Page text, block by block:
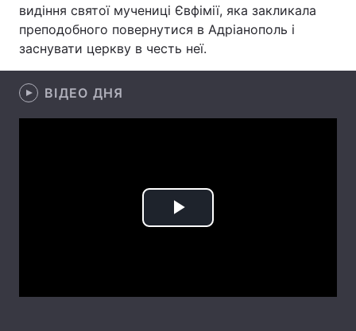
Головна Війна
Україна
Економіка Світ
Лайт
Інциденти
Цікавинки Погода
видіння святої мучениці Євфімії, яка закликала
преподобного повернутися в Адріанополь і
заснувати церкву в честь неї.
ВІДЕО ДНЯ
Play